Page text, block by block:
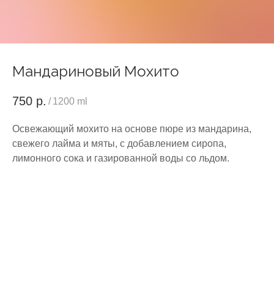
Мандариновый Мохито
750 р. / 1200 ml
Освежающий мохито на основе пюре из мандарина,
свежего лайма и мяты, с добавлением сиропа,
лимонного сока и газированной воды со льдом.